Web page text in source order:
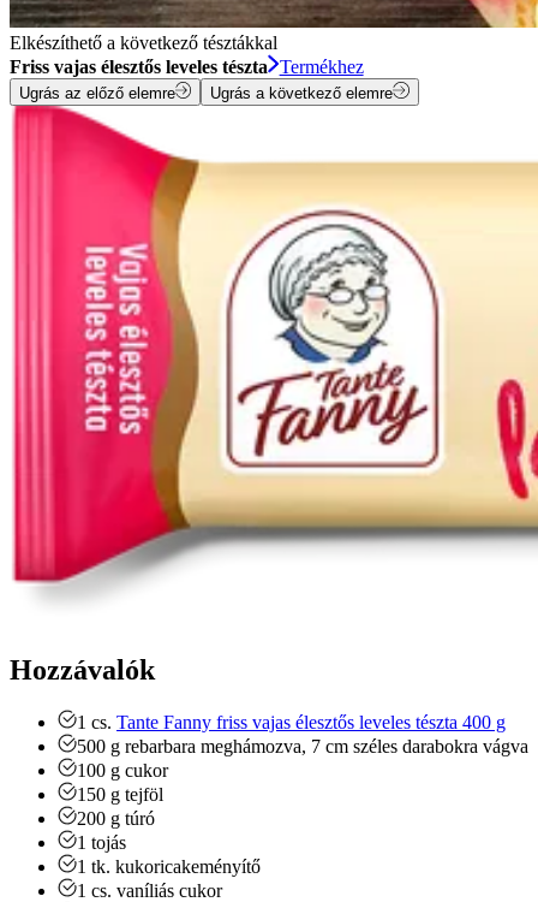
Elkészíthető a következő tésztákkal
Friss vajas élesztős leveles tészta
Termékhez
Ugrás az előző elemre Ugrás a következő elemre
Hozzávalók
1 cs. Tante Fanny friss vajas élesztős leveles tészta 400 g
500 g rebarbara meghámozva, 7 cm széles darabokra vágva
100 g cukor
150 g tejföl
200 g túró
1 tojás
1 tk. kukoricakeményítő
1 cs. vaníliás cukor